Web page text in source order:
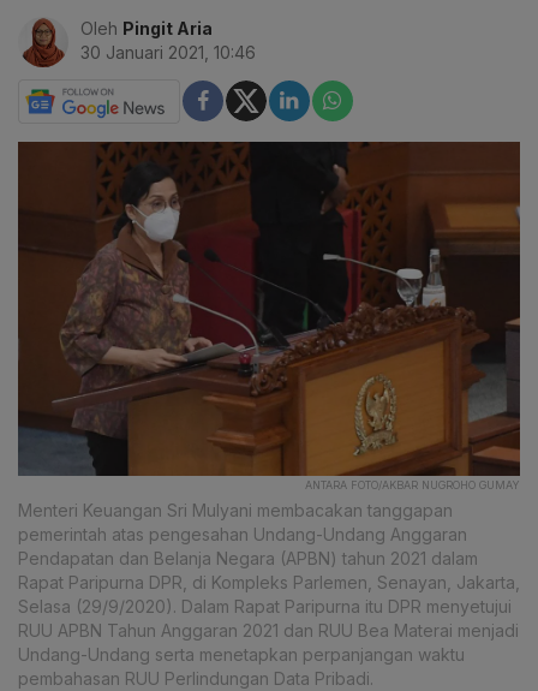
Oleh Pingit Aria
30 Januari 2021, 10:46
ANTARA FOTO/AKBAR NUGROHO GUMAY
Menteri Keuangan Sri Mulyani membacakan tanggapan
pemerintah atas pengesahan Undang-Undang Anggaran
Pendapatan dan Belanja Negara (APBN) tahun 2021 dalam
Rapat Paripurna DPR, di Kompleks Parlemen, Senayan, Jakarta,
Selasa (29/9/2020). Dalam Rapat Paripurna itu DPR menyetujui
RUU APBN Tahun Anggaran 2021 dan RUU Bea Materai menjadi
Undang-Undang serta menetapkan perpanjangan waktu
pembahasan RUU Perlindungan Data Pribadi.